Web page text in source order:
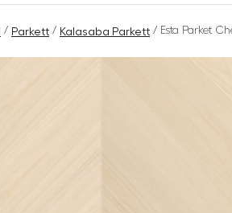
/ Parkett / Kalasaba Parkett / Esta Parket